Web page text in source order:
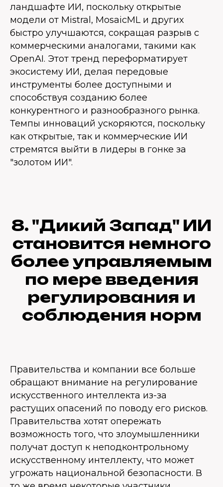
ландшафте ИИ, поскольку открытые
модели от Mistral, MosaicML и других
быстро улучшаются, сокращая разрыв с
коммерческими аналогами, такими как
OpenAI. Этот тренд переформатирует
экосистему ИИ, делая передовые
инструменты более доступными и
способствуя созданию более
конкурентного и разнообразного рынка.
Темпы инноваций ускоряются, поскольку
как открытые, так и коммерческие ИИ
стремятся выйти в лидеры в гонке за
"золотом ИИ".
8. "Дикий Запад" ИИ
становится немного
более управляемым
по мере введения
регулирования и
соблюдения норм
Правительства и компании все больше
обращают внимание на регулирование
искусственного интеллекта из-за
растущих опасений по поводу его рисков.
Правительства хотят опережать
возможность того, что злоумышленники
получат доступ к неподконтрольному
искусственному интеллекту, что может
угрожать национальной безопасности. В